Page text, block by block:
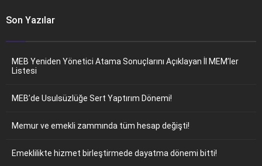
Son Yazılar
MEB Yeniden Yönetici Atama Sonuçlarını Açıklayan İl MEM’ler
Listesi
MEB’de Usulsüzlüğe Sert Yaptırım Dönemi!
Memur ve emekli zammında tüm hesap değişti!
Emeklilikte hizmet birleştirmede dayatma dönemi bitti!